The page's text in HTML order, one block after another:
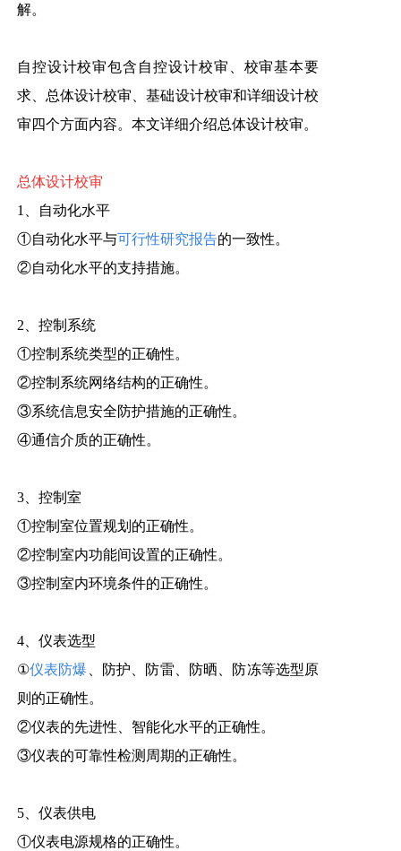
解。
自控设计校审包含自控设计校审、校审基本要
求、总体设计校审、基础设计校审和详细设计校
审四个方面内容。本文详细介绍总体设计校审。
总体设计校审
1、自动化水平
①自动化水平与可行性研究报告的一致性。
②自动化水平的支持措施。
2、控制系统
①控制系统类型的正确性。
②控制系统网络结构的正确性。
③系统信息安全防护措施的正确性。
④通信介质的正确性。
3、控制室
①控制室位置规划的正确性。
②控制室内功能间设置的正确性。
③控制室内环境条件的正确性。
4、仪表选型
①仪表防爆 、防护、防雷、防晒、防冻等选型原
则的正确性。
②仪表的先进性、智能化水平的正确性。
③仪表的可靠性检测周期的正确性。
5、仪表供电
①仪表电源规格的正确性。